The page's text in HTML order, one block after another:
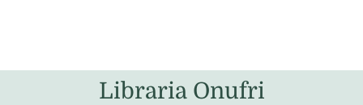
Libraria Onufri